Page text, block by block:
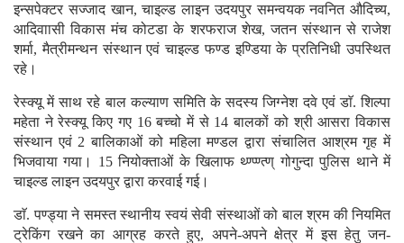
इन्सपेक्टर सज्जाद खान, चाइल्ड लाइन उदयपुर समन्वयक नवनित औदिच्य,
आदिवाासी विकास मंच कोटडा के शरफराज शेख, जतन संस्थान से राजेश
शर्मा, मैत्रीमन्थन संस्थान एवं चाइल्ड फण्ड इण्डिया के प्रतिनिधी उपस्थित
रहे।
रेस्क्यू में साथ रहे बाल कल्याण समिति के सदस्य जिग्नेश दवे एवं डाॅ. शिल्पा
महेता ने रेस्क्यू किए गए 16 बच्चो में से 14 बालकों को श्री आसरा विकास
संस्थान एवं 2 बालिकाओं को महिला मण्डल द्वारा संचालित आश्रम गृह में
भिजवाया गया। 15 नियोक्ताओं के खिलाफ थ्ण्प्ण्त्ण् गोगुन्दा पुलिस थाने में
चाइल्ड लाइन उदयपुर द्वारा करवाई गई।
डाॅ. पण्ड्या ने समस्त स्थानीय स्वयं सेवी संस्थाओं को बाल श्रम की नियमित
ट्रेकिंग रखने का आग्रह करते हुए, अपने-अपने क्षेत्र में इस हेतु जन-